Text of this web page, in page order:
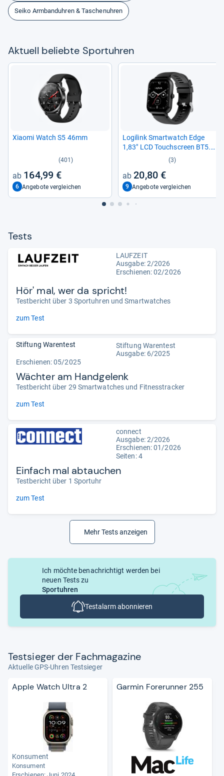
Seiko Armbanduhren & Taschenuhren
Aktu­ell beliebte Sport­uh­ren
Xiaomi Watch S5 46mm
(401)
164,99 €
6 Angebote vergleichen
Logi­link Smart­watch Edge
1,83" LCD Touch­s­creen BT5.2
(3)
20,80 €
9 Angebote vergleichen
Tests
LAUFZEIT
Ausgabe: 2/2026
Erschienen:02/2026
Hör' mal, wer da spricht!
Testbericht über 3 Sportuhren und Smartwatches
zum Test
Stiftung Warentest
Stiftung Warentest
Ausgabe: 6/2025
Erschienen: 05/2025
Wächter am Handgelenk
Testbericht über 29 Smartwatches und Fitnesstracker
zum Test
connect
Ausgabe: 2/2026
Erschienen: 01/2026
Seiten: 4
Einfach mal abtauchen
Testbericht über 1 Sportuhr
zum Test
Mehr Tests anzeigen
Ich möchte benachrichtigt werden bei
neuen Tests zu
Sportuhren
Testalarm abonnieren
Test­sie­ger der Fach­ma­ga­zine
Aktuelle GPS-Uhren Testsieger
Apple Watch Ultra 2
Konsument
Konsument
Garmin Forerunner 255